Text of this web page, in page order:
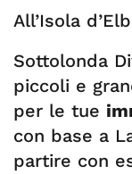
All’Isola
Sottolonda
piccoli e
per le tue
con base a
partire con